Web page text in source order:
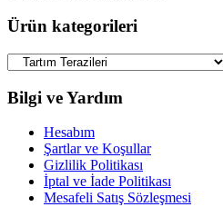
Ürün kategorileri
Bilgi ve Yardım
Hesabım
Şartlar ve Koşullar
Gizlilik Politikası
İptal ve İade Politikası
Mesafeli Satış Sözleşmesi